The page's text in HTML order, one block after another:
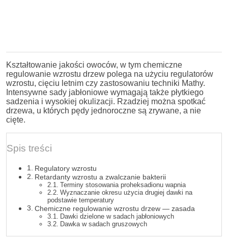
Kształtowanie jakości owoców, w tym chemiczne
regulowanie wzrostu drzew polega na użyciu regulatorów
wzrostu, cięciu letnim czy zastosowaniu techniki Mathy.
Intensywne sady jabłoniowe wymagają także płytkiego
sadzenia i wysokiej okulizacji. Rzadziej można spotkać
drzewa, u których pędy jednoroczne są zrywane, a nie
cięte.
Spis treści
Regulatory wzrostu
Retardanty wzrostu a zwalczanie bakterii
Terminy stosowania proheksadionu wapnia
Wyznaczanie okresu użycia drugiej dawki na
podstawie temperatury
Chemiczne regulowanie wzrostu drzew — zasada
Dawki dzielone w sadach jabłoniowych
Dawka w sadach gruszowych